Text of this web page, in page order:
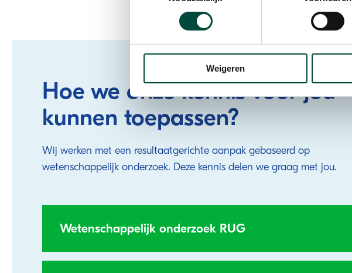
Weigeren
Hoe we onze kennis voor jou
kunnen toepassen?
Wij werken met een resultaatgerichte aanpak gebaseerd op
wetenschappelijk onderzoek. Deze kennis delen we graag met jou.
Wetenschappelijk onderzoek RUG